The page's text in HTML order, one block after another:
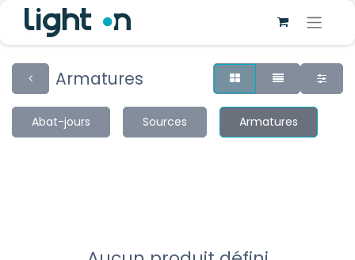
Armatures
Abat-jours Sources Armatures